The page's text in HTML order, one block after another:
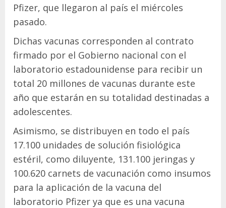
Pfizer, que llegaron al país el miércoles
pasado.
Dichas vacunas corresponden al contrato
firmado por el Gobierno nacional con el
laboratorio estadounidense para recibir un
total 20 millones de vacunas durante este
año que estarán en su totalidad destinadas a
adolescentes.
Asimismo, se distribuyen en todo el país
17.100 unidades de solución fisiológica
estéril, como diluyente, 131.100 jeringas y
100.620 carnets de vacunación como insumos
para la aplicación de la vacuna del
laboratorio Pfizer ya que es una vacuna